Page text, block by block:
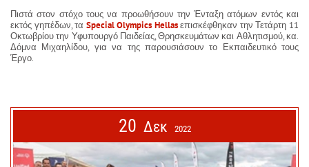
Πιστά στον στόχο τους να προωθήσουν την Ένταξη ατόμων εντός και
εκτός γηπέδων, τα Special Olympics Hellas επισκέφθηκαν την Τετάρτη 11
Οκτωβρίου την Υφυπουργό Παιδείας, Θρησκευμάτων και Αθλητισμού, κα.
Δόμνα Μιχαηλίδου, για να της παρουσιάσουν το Εκπαιδευτικό τους
Έργο.
20 Δεκ 2022